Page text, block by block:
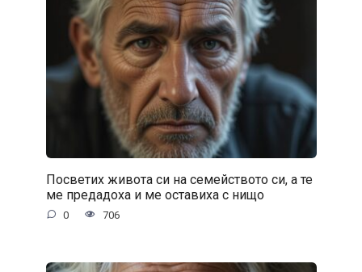
Посветих живота си на семейството си, а те
ме предадоха и ме оставиха с нищо
0 706